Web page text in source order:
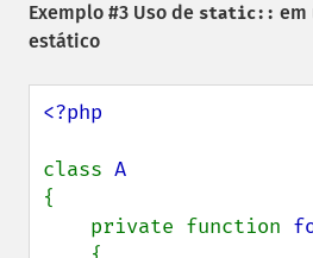
Exemplo #3 Uso de static:: em
estático
<?php
class
{
    private function